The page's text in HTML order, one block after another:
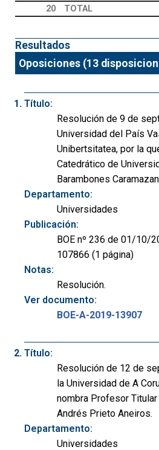
20
TOTAL
Resultados
Oposiciones (13
Título:
Resolución de 9 de
Universidad del País
Unibertsitatea, por la
Catedrático de
Barambones
Departamento:
Universidades
Publicación:
BOE nº 236 de 01/10/
107866 (1 página)
Notas:
Resolución.
Ver documento:
BOE-A-2019-13907
Título:
Resolución de 12 de
la Universidad de A
nombra Profesor
Andrés Prieto Aneiros.
Departamento:
Universidades